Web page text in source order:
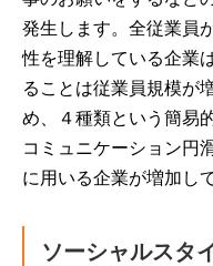
発生します。全従業員
性を理解している企業
ることは従業員規模が
め、４種類という簡易
コミュニケーション円
に用いる企業が増加し
ソーシャルスタ